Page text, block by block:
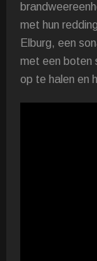
met hun
Elburg, een
met een boten
op te halen en